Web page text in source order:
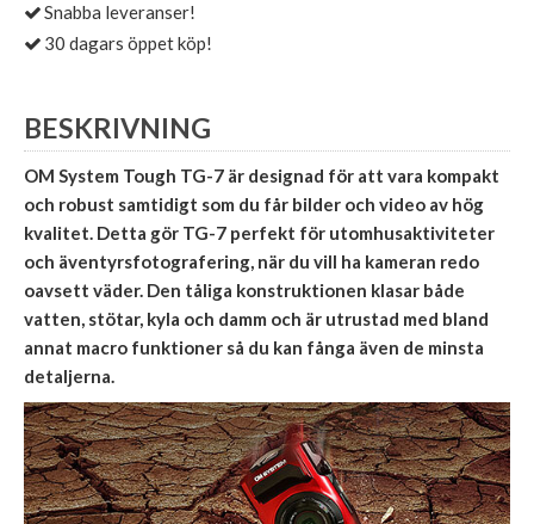
Snabba leveranser!
30 dagars öppet köp!
BESKRIVNING
OM System Tough TG-7 är designad för att vara kompakt
och robust samtidigt som du får bilder och video av hög
kvalitet. Detta gör TG-7 perfekt för utomhusaktiviteter
och äventyrsfotografering, när du vill ha kameran redo
oavsett väder. Den tåliga konstruktionen klasar både
vatten, stötar, kyla och damm och är utrustad med bland
annat macro funktioner så du kan fånga även de minsta
detaljerna.